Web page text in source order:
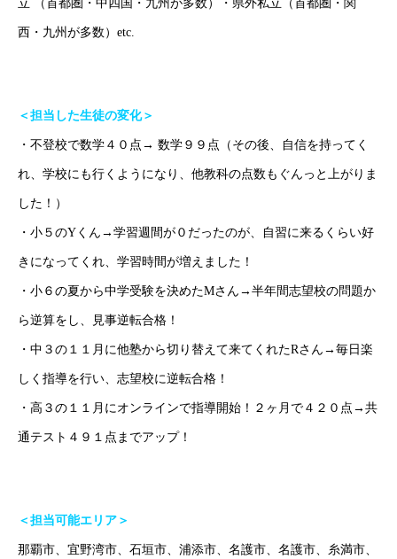
ごあいさつ
オンライン授業について
学年別コース紹介
各種SNS
立 （首都圏・中四国・九州が多数）・県外私立（首都圏・関
西・九州が多数）etc.
＜担当した生徒の変化＞
・不登校で数学４０点→ 数学９９点（その後、自信を持ってく
れ、学校にも行くようになり、他教科の点数もぐんっと上がりま
した！）
・小５のYくん→学習週間が０だったのが、自習に来るくらい好
きになってくれ、学習時間が増えました！
・小６の夏から中学受験を決めたMさん→半年間志望校の問題か
ら逆算をし、見事逆転合格！
・中３の１１月に他塾から切り替えて来てくれたRさん→毎日楽
しく指導を行い、志望校に逆転合格！
・高３の１１月にオンラインで指導開始！２ヶ月で４２０点→共
通テスト４９１点までアップ！
＜担当可能エリア＞
那覇市、宜野湾市、石垣市、浦添市、名護市、名護市、糸満市、